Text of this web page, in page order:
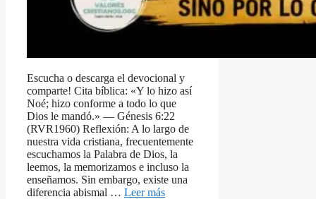
Escucha o descarga el devocional y
comparte! Cita bíblica: «Y lo hizo así
Noé; hizo conforme a todo lo que
Dios le mandó.» — Génesis 6:22
(RVR1960) Reflexión: A lo largo de
nuestra vida cristiana, frecuentemente
escuchamos la Palabra de Dios, la
leemos, la memorizamos e incluso la
enseñamos. Sin embargo, existe una
diferencia abismal … Leer más